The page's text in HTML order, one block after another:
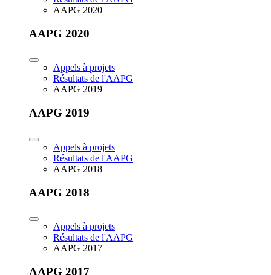
AAPG 2020
AAPG 2020
Appels à projets
Résultats de l'AAPG
AAPG 2019
AAPG 2019
Appels à projets
Résultats de l'AAPG
AAPG 2018
AAPG 2018
Appels à projets
Résultats de l'AAPG
AAPG 2017
AAPG 2017